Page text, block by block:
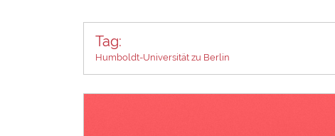
Tag:
Humboldt-Universität zu Berlin